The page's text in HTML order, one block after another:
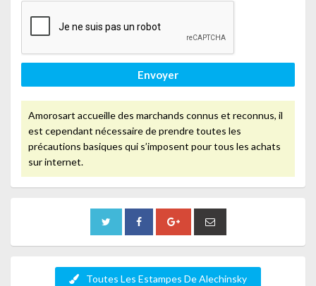
Envoyer
Amorosart accueille des marchands connus et reconnus, il
est cependant nécessaire de prendre toutes les
précautions basiques qui s’imposent pour tous les achats
sur internet.
Toutes Les Estampes De Alechinsky